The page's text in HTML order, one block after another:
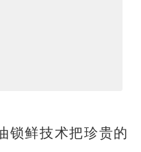
锁鲜技术把珍贵的